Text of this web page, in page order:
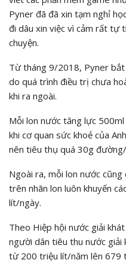
Pyner đã đã xin tạm nghỉ
đi dâu xin việc vì cảm rất tự
chuyện.
Từ tháng 9/2018, Pyner bắt
do quá trình điều trị chưa
khi ra ngoài.
Mỗi lon nước tăng lực
khi cơ quan sức khoẻ của
nên tiêu thụ quá 30g
Ngoài ra, mỗi lon nước
trên nhãn lon luôn khuyến
lít/ngày.
Theo Hiệp hội nước giải
người dân tiêu thu nước giải
từ 200 triệu lít/năm lên 679